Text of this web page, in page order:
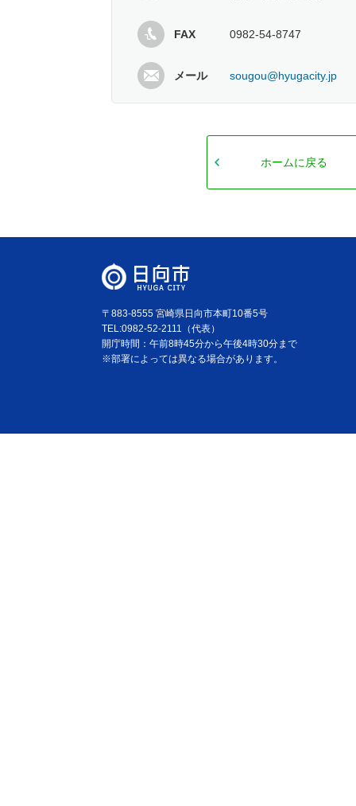
FAX 0982-54-8747
メール sougou@hyugacity.jp
ホームに戻る
〒883-8555 宮崎県日向市本町10番5号
TEL:0982-52-2111（代表）
開庁時間：午前8時45分から午後4時30分まで
※部署によっては異なる場合があります。